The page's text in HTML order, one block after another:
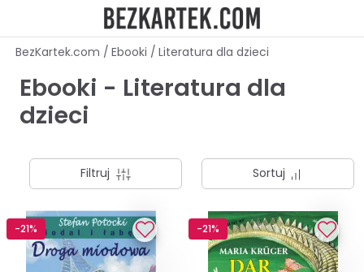
BezKartek.com / Ebooki / Literatura dla dzieci
Ebooki - Literatura dla
dzieci
Filtruj Sortuj
-21% -21%